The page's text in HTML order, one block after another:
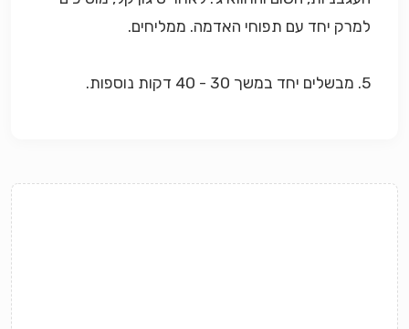
למרק יחד עם תפוחי האדמה. ממליחים.
5. מבשלים יחד במשך 30 - 40 דקות נוספות.